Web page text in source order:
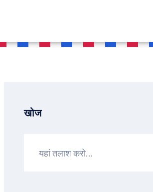
खोज